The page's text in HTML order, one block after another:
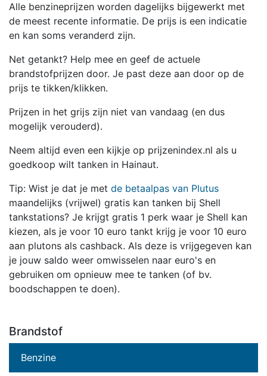
Alle benzineprijzen worden dagelijks bijgewerkt met
de meest recente informatie. De prijs is een indicatie
en kan soms veranderd zijn.
Net getankt? Help mee en geef de actuele
brandstofprijzen door. Je past deze aan door op de
prijs te tikken/klikken.
Prijzen in het grijs zijn niet van vandaag (en dus
mogelijk verouderd).
Neem altijd even een kijkje op prijzenindex.nl als u
goedkoop wilt tanken in Hainaut.
Tip: Wist je dat je met de betaalpas van Plutus
maandelijks (vrijwel) gratis kan tanken bij Shell
tankstations? Je krijgt gratis 1 perk waar je Shell kan
kiezen, als je voor 10 euro tankt krijg je voor 10 euro
aan plutons als cashback. Als deze is vrijgegeven kan
je jouw saldo weer omwisselen naar euro's en
gebruiken om opnieuw mee te tanken (of bv.
boodschappen te doen).
Brandstof
Benzine